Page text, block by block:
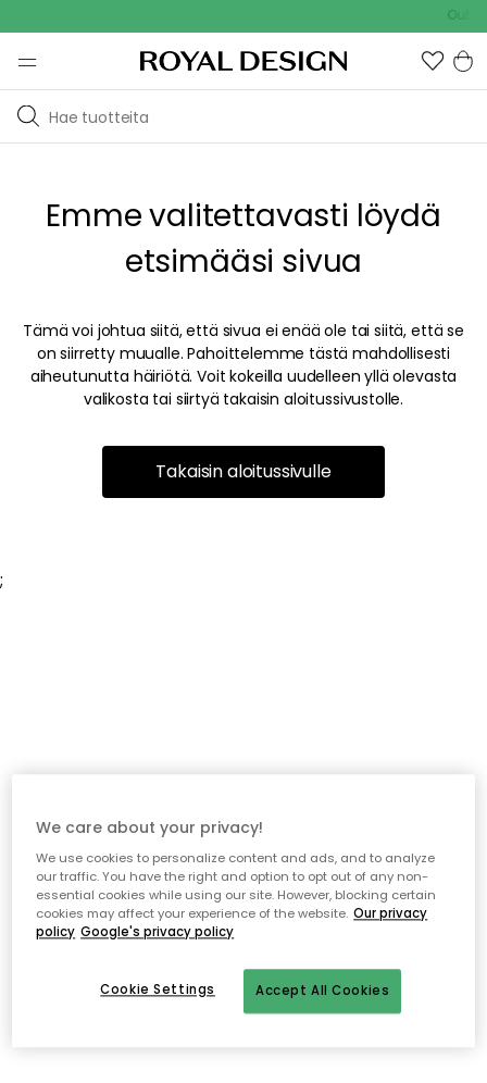
Emme valitettavasti löydä
etsimääsi sivua
Tämä voi johtua siitä, että sivua ei enää ole tai siitä, että se
on siirretty muualle. Pahoittelemme tästä mahdollisesti
aiheutunutta häiriötä. Voit kokeilla uudelleen yllä olevasta
valikosta tai siirtyä takaisin aloitussivustolle.
Takaisin aloitussivulle
;
We care about your privacy!
We use cookies to personalize content and ads, and to analyze
our traffic. You have the right and option to opt out of any non-
essential cookies while using our site. However, blocking certain
cookies may affect your experience of the website. Our privacy
policy Google's privacy policy
Accept All Cookies
Cookie Settings